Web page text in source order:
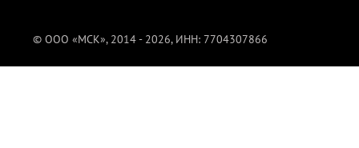
© ООО «МСК», 2014 - 2026, ИНН: 7704307866